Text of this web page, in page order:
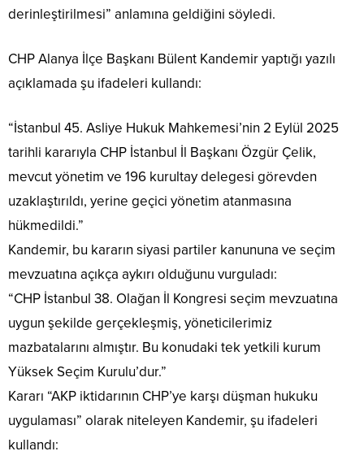
derinleştirilmesi” anlamına geldiğini söyledi.
CHP Alanya İlçe Başkanı Bülent Kandemir yaptığı yazılı
açıklamada şu ifadeleri kullandı:
“İstanbul 45. Asliye Hukuk Mahkemesi’nin 2 Eylül 2025
tarihli kararıyla CHP İstanbul İl Başkanı Özgür Çelik,
mevcut yönetim ve 196 kurultay delegesi görevden
uzaklaştırıldı, yerine geçici yönetim atanmasına
hükmedildi.”
Kandemir, bu kararın siyasi partiler kanununa ve seçim
mevzuatına açıkça aykırı olduğunu vurguladı:
“CHP İstanbul 38. Olağan İl Kongresi seçim mevzuatına
uygun şekilde gerçekleşmiş, yöneticilerimiz
mazbatalarını almıştır. Bu konudaki tek yetkili kurum
Yüksek Seçim Kurulu’dur.”
Kararı “AKP iktidarının CHP’ye karşı düşman hukuku
uygulaması” olarak niteleyen Kandemir, şu ifadeleri
kullandı: